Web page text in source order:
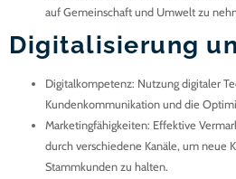
auf Gemeinschaft und Umwelt zu
Digitalisierung
Digitalkompetenz: Nutzung digitaler
Kundenkommunikation und die
Marketingfähigkeiten: Effektive
durch verschiedene Kanäle, um neue
Stammkunden zu halten.